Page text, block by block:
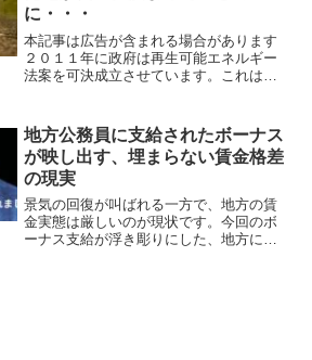
に・・・
本記事は広告が含まれる場合があります
２０１１年に政府は再生可能エネルギー
法案を可決成立させています。これは自
が、電力会社は買取に要した金額を「サ
ーチャージ」として消費者...
地方公務員に支給されたボーナス
が映し出す、埋まらない賃金格差
の現実
景気の回復が叫ばれる一方で、地方の賃
金実態は厳しいのが現状です。今回のボ
ーナス支給が浮き彫りにした、地方にお